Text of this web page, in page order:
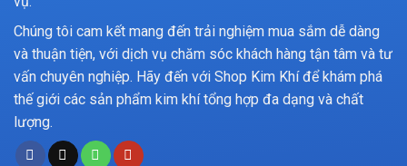
Chúng tôi cam kết mang đến trải nghiệm mua sắm dễ dàng
và thuận tiện, với dịch vụ chăm sóc khách hàng tận tâm và tư
vấn chuyên nghiệp. Hãy đến với Shop Kim Khí để khám phá
thế giới các sản phẩm kim khí tổng hợp đa dạng và chất
lượng.